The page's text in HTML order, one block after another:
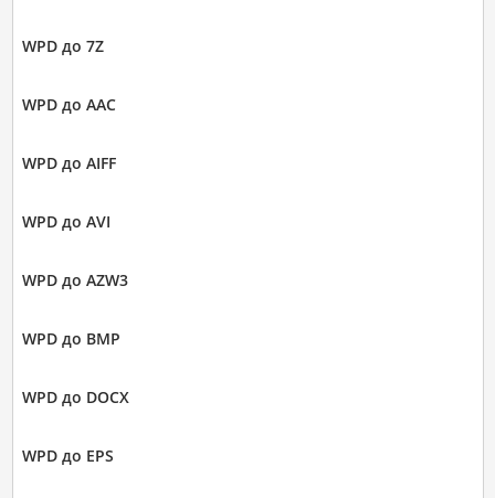
WPD до 7Z
WPD до AAC
WPD до AIFF
WPD до AVI
WPD до AZW3
WPD до BMP
WPD до DOCX
WPD до EPS